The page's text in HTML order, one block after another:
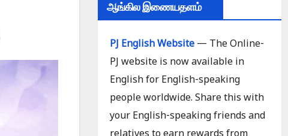
ஆங்கில இணையதளம்
PJ English Website— The Online-
PJ website is now available in
English for English-speaking
people worldwide. Share this with
your English-speaking friends and